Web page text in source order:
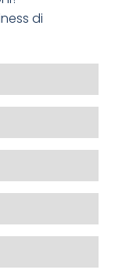
di